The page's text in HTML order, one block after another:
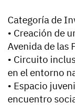
Categoría de
• Creación de
Avenida de las
• Circuito
en el entorno
• Espacio
encuentro